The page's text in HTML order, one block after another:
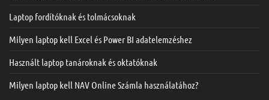
Laptop fordítóknak és tolmácsoknak
Milyen laptop kell Excel és Power BI adatelemzéshez
Használt laptop tanároknak és oktatóknak
Milyen laptop kell NAV Online Számla használatához?